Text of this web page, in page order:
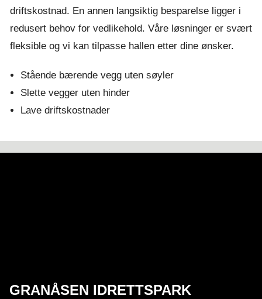
driftskostnad. En annen langsiktig besparelse ligger i
redusert behov for vedlikehold. Våre løsninger er svært
fleksible og vi kan tilpasse hallen etter dine ønsker.
Stående bærende vegg uten søyler
Slette vegger uten hinder
Lave driftskostnader
GRANÅSEN IDRETTSPARK